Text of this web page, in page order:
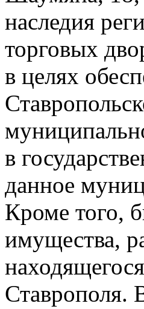
наследия
торговых
в целях
в
данное
Кроме того,
имущества,
Ставрополя.